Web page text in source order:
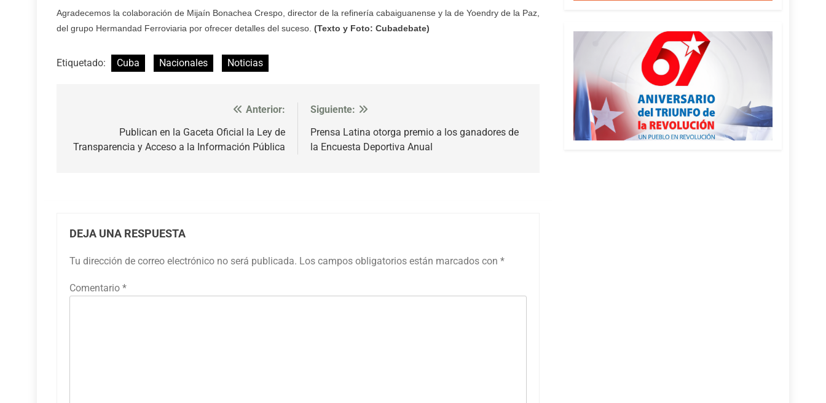
Agradecemos la colaboración de Mijaín Bonachea Crespo, director de la refinería cabaiguanense y la de Yoendry de la Paz,
del grupo Hermandad Ferroviaria por ofrecer detalles del suceso. (Texto y Foto: Cubadebate)
Etiquetado: Cuba Nacionales Noticias
entradas
Anterior:
Publican en la Gaceta Oficial la Ley de
Transparencia y Acceso a la Información Pública
Siguiente:
Prensa Latina otorga premio a los ganadores de
la Encuesta Deportiva Anual
DEJA UNA RESPUESTA
Tu dirección de correo electrónico no será publicada. Los campos obligatorios están marcados con *
Comentario *